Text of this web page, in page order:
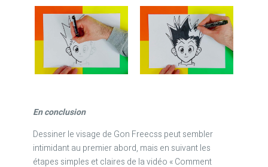
En conclusion
Dessiner le visage de Gon Freecss peut sembler
intimidant au premier abord, mais en suivant les
étapes simples et claires de la vidéo « Comment